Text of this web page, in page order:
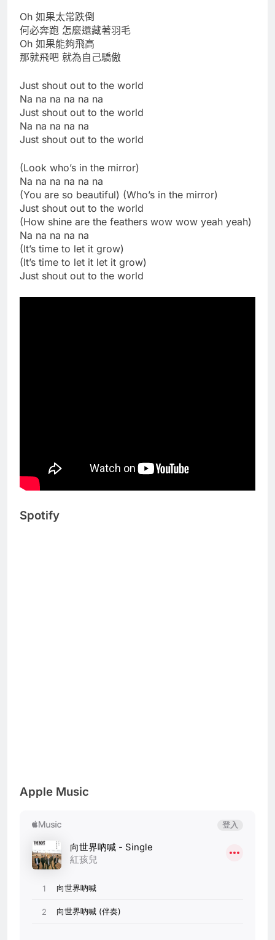
Oh 如果太常跌倒
何必奔跑 怎麼還藏著羽毛
Oh 如果能夠飛高
那就飛吧 就為自己驕傲
Just shout out to the world
Na na na na na na
Just shout out to the world
Na na na na na
Just shout out to the world
(Look who’s in the mirror)
Na na na na na na
(You are so beautiful) (Who’s in the mirror)
Just shout out to the world
(How shine are the feathers wow wow yeah yeah)
Na na na na na
(It’s time to let it grow)
(It’s time to let it let it grow)
Just shout out to the world
Spotify
Apple Music